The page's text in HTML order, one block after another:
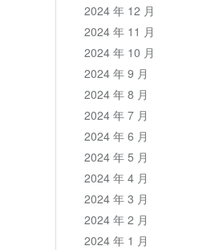
2024 年 12 月
2024 年 11 月
2024 年 10 月
2024 年 9 月
2024 年 8 月
2024 年 7 月
2024 年 6 月
2024 年 5 月
2024 年 4 月
2024 年 3 月
2024 年 2 月
2024 年 1 月